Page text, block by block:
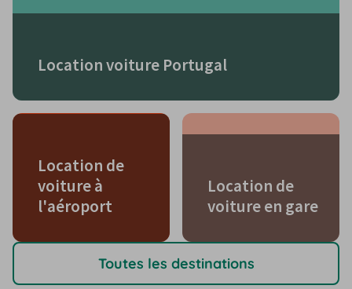
Location voiture Portugal
Location de
voiture à
l'aéroport
Location de
voiture en gare
Toutes les destinations